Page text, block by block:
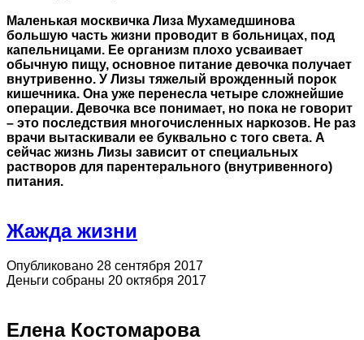
Маленькая москвичка Лиза Мухамедшинова
большую часть жизни проводит в больницах, под
капельницами. Ее организм плохо усваивает
обычную пищу, основное питание девочка получает
внутривенно. У Лизы тяжелый врожденный порок
кишечника. Она уже перенесла четыре сложнейшие
операции. Девочка все понимает, но пока не говорит
– это последствия многочисленных наркозов. Не раз
врачи вытаскивали ее буквально с того света. А
сейчас жизнь Лизы зависит от специальных
растворов для парентерального (внутривенного)
питания.
Жажда жизни
Опубликовано 28 сентября 2017
Деньги собраны 20 октября 2017
Елена Костомарова